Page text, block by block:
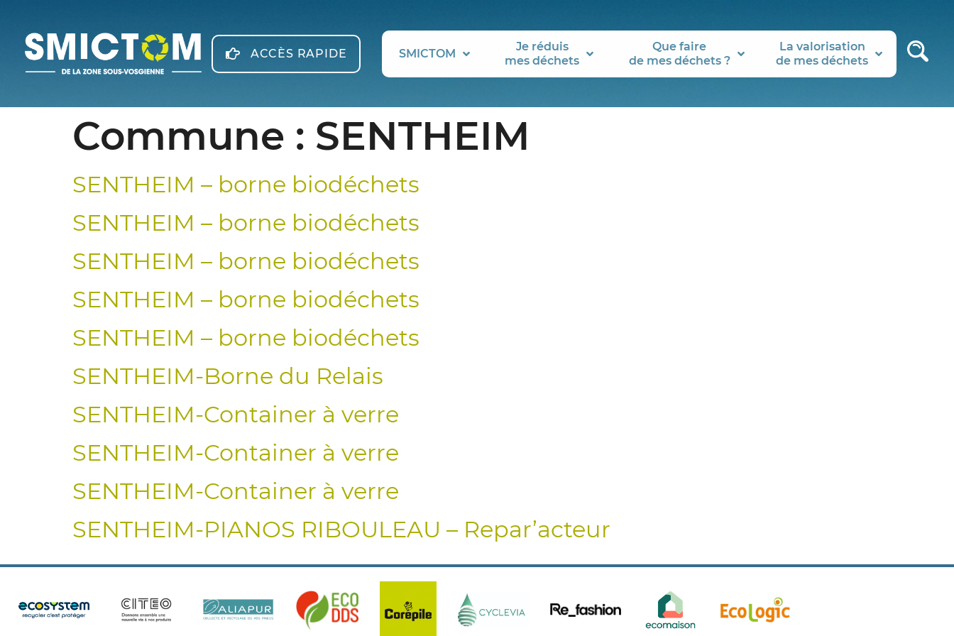
ACCÈS RAPIDE SMICTOM
Je réduis
mes déchets
Que faire
de mes déchets ?
La valorisation
de mes déchets
Commune : SENTHEIM
SENTHEIM – borne biodéchets
SENTHEIM – borne biodéchets
SENTHEIM – borne biodéchets
SENTHEIM – borne biodéchets
SENTHEIM – borne biodéchets
SENTHEIM-Borne du Relais
SENTHEIM-Container à verre
SENTHEIM-Container à verre
SENTHEIM-Container à verre
SENTHEIM-PIANOS RIBOULEAU – Repar’acteur